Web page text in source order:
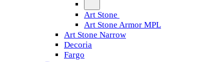
Art Stone
Art Stone Armor MPL
Art Stone Narrow
Decoria
Fargo